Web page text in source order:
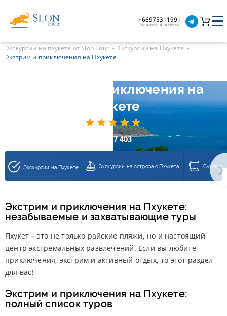
+66975311991
Нажмите для связи
Экскурсии на пхукете от Slon Tour
Экскурсии на Пхукете
Экстрим и приключения на Пхукете
Экстрим и приключения на
Пхукете
17 403
Экскурсии на Пхукете Экскурсии на острова с Пхукета
Экстрим и приключения на Пхукете:
незабываемые и захватывающие туры
Пхукет – это не только райские пляжи, но и настоящий
центр экстремальных развлечений. Если вы любите
приключения, экстрим и активный отдых, то этот раздел
для вас!
Экстрим и приключения на Пхукете:
полный список туров